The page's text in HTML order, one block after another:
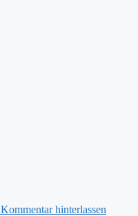
Kommentar hinterlassen